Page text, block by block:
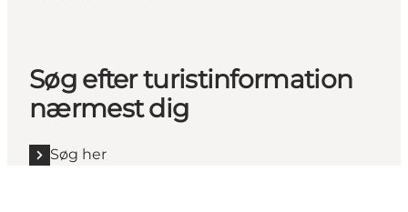
Søg efter turistinformation
nærmest dig
Søg her